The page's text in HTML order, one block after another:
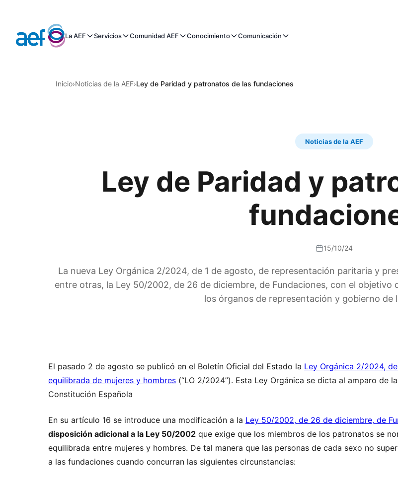
La AEF Servicios Comunidad AEF Conocimiento Comunicación
Inicio›Noticias de la AEF›Ley de Paridad y patronatos de las fundaciones
Noticias de la AEF
Ley de Paridad y
15/10/24
La nueva Ley Orgánica 2/2024, de 1 de agosto, de representación paritaria y
entre otras, la Ley 50/2002, de 26 de diciembre, de Fundaciones, con el objetivo
los órganos de representación y gobierno de
El pasado 2 de agosto se publicó en el Boletín Oficial del Estado la Ley Orgánica 2/2024,
equilibrada de mujeres y hombres (“LO 2/2024”). Esta Ley Orgánica se dicta al amparo de
Constitución Española
En su artículo 16 se introduce una modificación a la Ley 50/2002, de 26 de diciembre, de
disposición adicional a la Ley 50/2002 que exige que los miembros de los patronatos se
equilibrada entre mujeres y hombres. De tal manera que las personas de cada sexo no
a las fundaciones cuando concurran las siguientes circunstancias: